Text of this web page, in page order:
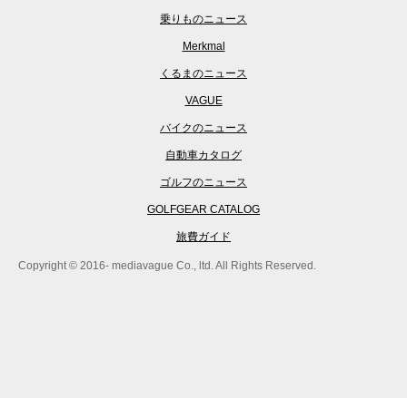
乗りものニュース
Merkmal
くるまのニュース
VAGUE
バイクのニュース
自動車カタログ
ゴルフのニュース
GOLFGEAR CATALOG
旅費ガイド
Copyright © 2016- mediavague Co., ltd. All Rights Reserved.